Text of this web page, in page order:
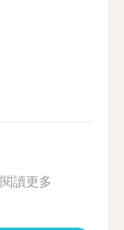
閱讀更多